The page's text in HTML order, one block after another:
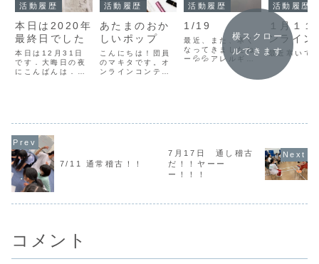
活動履歴
本日は2020年
最終日でした
本日は12月31日
です．大晦日の夜
にこんばんは．ど
しましたか．今年
はコロナウイルス
の影響で「リモー
ト稽古」を行った
ことなど，当劇団
の活動はイレギ...
活動履歴
あたまのおか
しいポップ
こんにちは！団員
のマキタです。オ
ンラインコンテン
いポップ」を感じ
たので、それをで
きるだけ表現しま
活動履歴
1/19
最近、また、寒く
なってきましたね
ー💦💦アレルギー
性鼻炎の私にとっ
ては、無理を超え
いただきます🙏🙏
アイスブレイク
は、ジェスチャー
しりとりをやり...
活動履歴
１月１
ンライン
最近寒いで
横スクロー
ルできます
7/11 通常稽古！！
7月17日 通し稽古
だ！！ヤーー
ー！！！
コメント